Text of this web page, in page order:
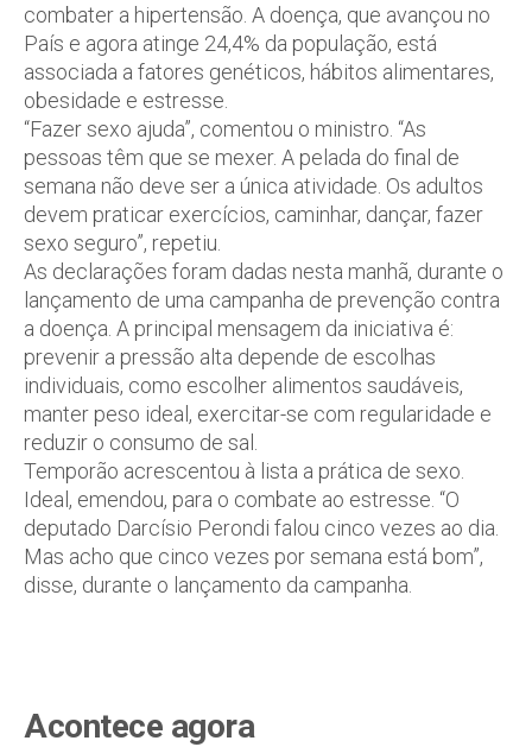
combater a hipertensão. A doença, que avançou no
País e agora atinge 24,4% da população, está
associada a fatores genéticos, hábitos alimentares,
obesidade e estresse.
“Fazer sexo ajuda”, comentou o ministro. “As
pessoas têm que se mexer. A pelada do final de
semana não deve ser a única atividade. Os adultos
devem praticar exercícios, caminhar, dançar, fazer
sexo seguro”, repetiu.
As declarações foram dadas nesta manhã, durante o
lançamento de uma campanha de prevenção contra
a doença. A principal mensagem da iniciativa é:
prevenir a pressão alta depende de escolhas
individuais, como escolher alimentos saudáveis,
manter peso ideal, exercitar-se com regularidade e
reduzir o consumo de sal.
Temporão acrescentou à lista a prática de sexo.
Ideal, emendou, para o combate ao estresse. “O
deputado Darcísio Perondi falou cinco vezes ao dia.
Mas acho que cinco vezes por semana está bom”,
disse, durante o lançamento da campanha.
Acontece agora